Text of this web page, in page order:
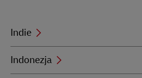
Indie
Indonezja